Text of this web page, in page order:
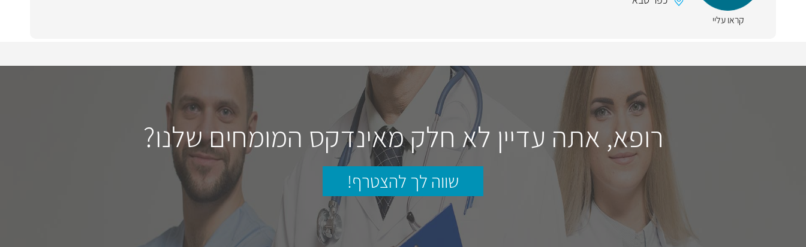
קראו עליי
רופא, אתה עדיין לא חלק מאינדקס המומחים שלנו?
שווה לך להצטרף!